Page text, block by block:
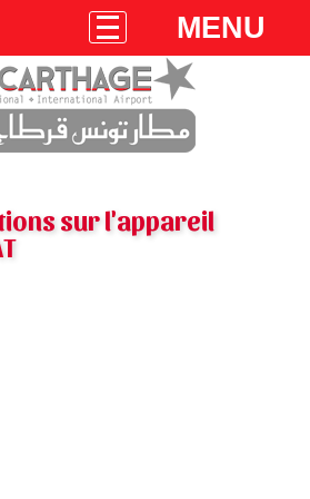
MENU
sur l'appareil